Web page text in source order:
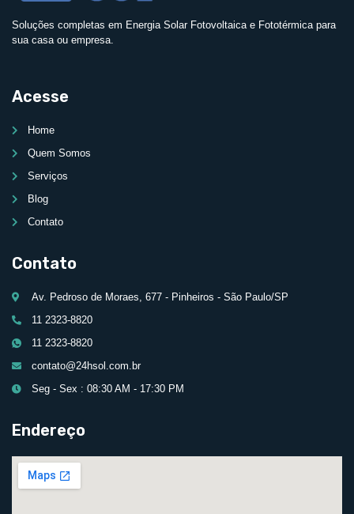
Soluções completas em Energia Solar Fotovoltaica e Fototérmica para
sua casa ou empresa.
Acesse
Home
Quem Somos
Serviços
Blog
Contato
Contato
Av. Pedroso de Moraes, 677 - Pinheiros - São Paulo/SP
11 2323-8820
11 2323-8820
contato@24hsol.com.br
Seg - Sex : 08:30 AM - 17:30 PM
Endereço